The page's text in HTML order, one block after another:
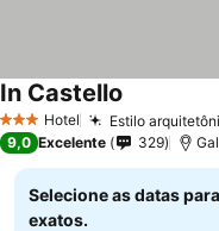
3 EstrelasHotel Estilo
In Castello
9,0 Excelente 329
Selecione as datas
exatos.